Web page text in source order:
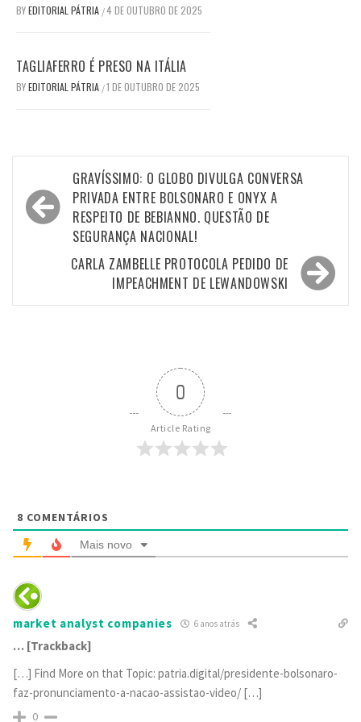
BYEDITORIAL PÁTRIA /4 DE OUTUBRO DE 2025
TAGLIAFERRO É PRESO NA ITÁLIA
BYEDITORIAL PÁTRIA /1 DE OUTUBRO DE 2025
Navegação
de
Post
GRAVÍSSIMO: O GLOBO DIVULGA CONVERSA
PRIVADA ENTRE BOLSONARO E ONYX A
RESPEITO DE BEBIANNO. QUESTÃO DE
SEGURANÇA NACIONAL!
CARLA ZAMBELLE PROTOCOLA PEDIDO DE
IMPEACHMENT DE LEWANDOWSKI
0
Article Rating
8 COMENTÁRIOS
Mais novo
market analyst companies 6 anos atrás
… [Trackback]
[…] Find More on that Topic: patria.digital/presidente-bolsonaro-
faz-pronunciamento-a-nacao-assistao-video/ […]
0